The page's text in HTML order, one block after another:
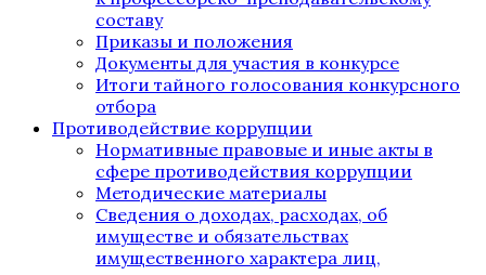
составу
Приказы и положения
Документы для участия в конкурсе
Итоги тайного голосования конкурсного
отбора
Противодействие коррупции
Нормативные правовые и иные акты в
сфере противодействия коррупции
Методические материалы
Сведения о доходах, расходах, об
имуществе и обязательствах
имущественного характера лиц,